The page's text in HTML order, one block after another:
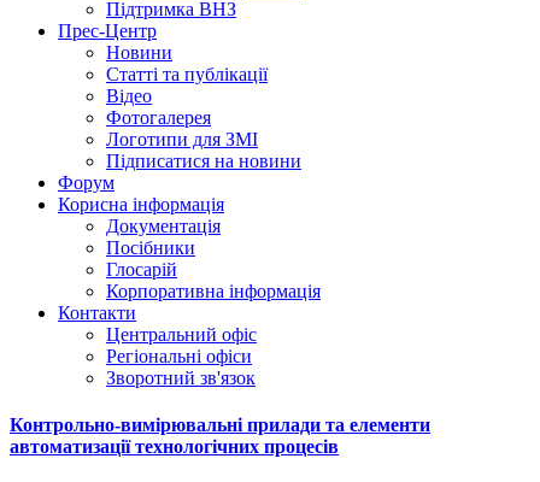
Підтримка ВНЗ
Прес-Центр
Новини
Статті та публікації
Відео
Фотогалерея
Логотипи для ЗМІ
Підписатися на новини
Форум
Корисна інформація
Документація
Посібники
Глосарій
Корпоративна інформація
Контакти
Центральний офіс
Регіональні офіси
Зворотний зв'язок
Контрольно-вимірювальні прилади та елементи
автоматизації технологічних процесів